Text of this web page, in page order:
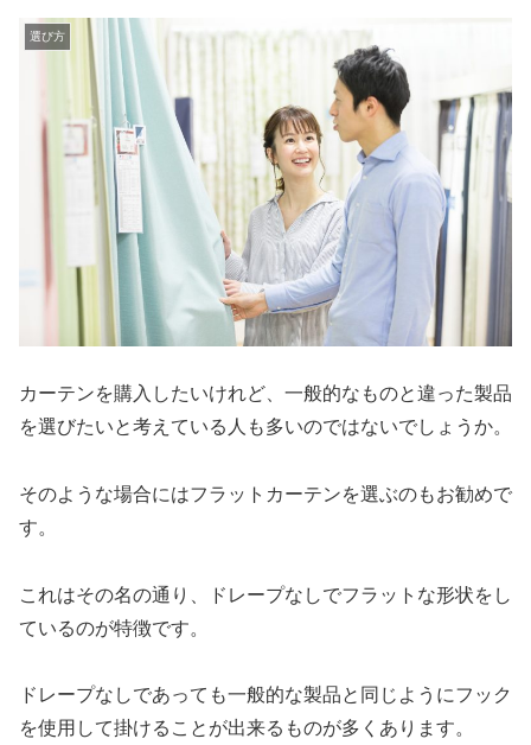
選び方
カーテンを購入したいけれど、一般的なものと違った製品
を選びたいと考えている人も多いのではないでしょうか。
そのような場合にはフラットカーテンを選ぶのもお勧めで
す。
これはその名の通り、ドレープなしでフラットな形状をし
ているのが特徴です。
ドレープなしであっても一般的な製品と同じようにフック
を使用して掛けることが出来るものが多くあります。